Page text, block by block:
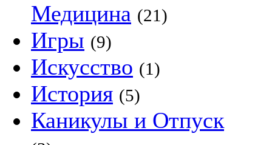
Медицина (21)
Игры (9)
Искусство (1)
История (5)
Каникулы и Отпуск